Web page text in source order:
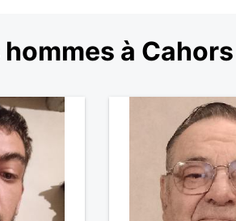
à Cahors